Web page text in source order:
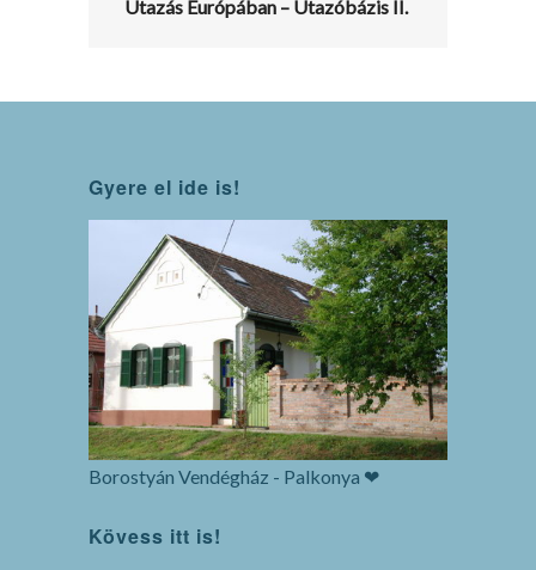
Utazás Európában – Utazóbázis II.
Gyere el ide is!
Borostyán Vendégház - Palkonya ❤
Kövess itt is!